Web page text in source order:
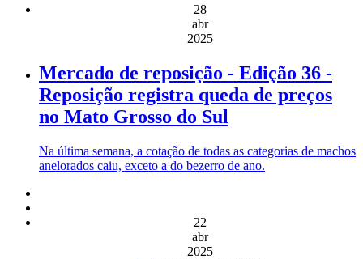
28
abr
2025
Mercado de reposição - Edição 36 -
Reposição registra queda de preços
no Mato Grosso do Sul
Na última semana, a cotação de todas as categorias de machos
anelorados caiu, exceto a do bezerro de ano.
22
abr
2025